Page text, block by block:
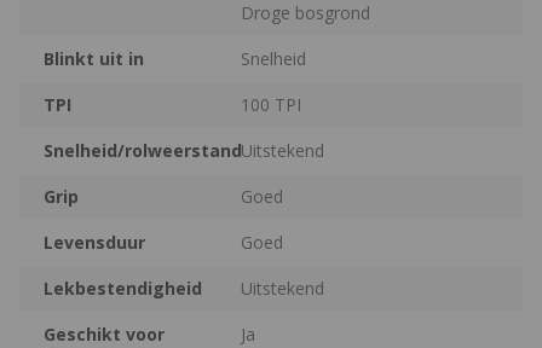
Droge bosgrond
Blinkt uit in
Snelheid
TPI
100 TPI
Snelheid/rolweerstandUitstekend
Grip
Goed
Levensduur
Goed
Lekbestendigheid
Uitstekend
Geschikt voor
Ja